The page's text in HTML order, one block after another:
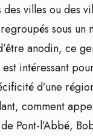
des villes ou des
sous un
anodin, ce
intéressant
d’une
comment
Pont-l’Abbé,